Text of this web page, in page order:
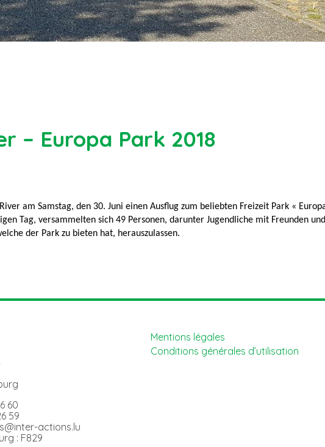
– Europa Park 2018
am Samstag, den 30. Juni einen Ausflug zum beliebten Freizeit Park «
Tag, versammelten sich 49 Personen, darunter Jugendliche mit Freunden
der Park zu bieten hat, herauszulassen.
60
59
actions.lu
: F829
Mentions légales
Conditions générales d’utilisation